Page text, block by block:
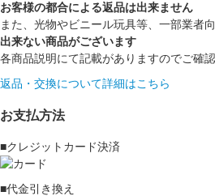
お客様の都合による返品は出来ません
また、光物やビニール玩具等、一部業者
出来ない商品がございます
各商品説明にて記載がありますのでご確
返品・交換について詳細はこちら
お支払方法
■クレジットカード決済
■代金引き換え